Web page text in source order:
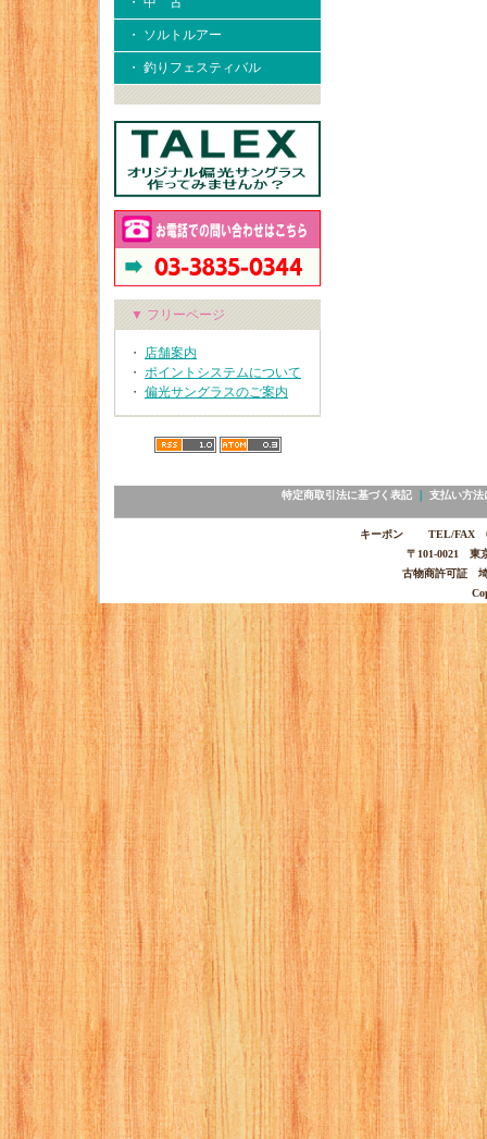
・ ソルトルアー
・ 釣りフェスティバル
▼ フリーページ
・ 店舗案内
・ ポイントシステムについて
・ 偏光サングラスのご案内
特定商取引法に基づく表記｜ 支払い方法
キーポン TEL/FAX
〒101-0021 東
古物商許可証